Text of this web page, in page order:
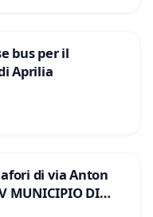
bus per il
Aprilia
di via Anton
MUNICIPIO DI